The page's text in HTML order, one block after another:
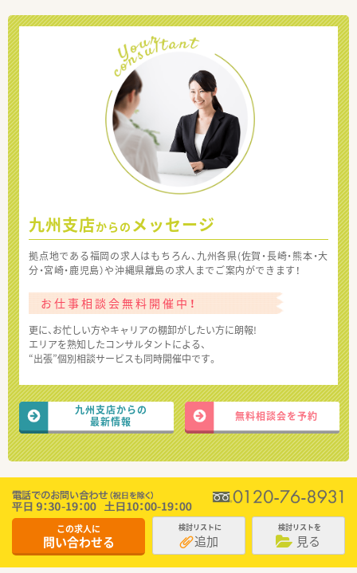
九州支店からの メッセージ
拠点地である福岡の求人はもちろん、九州各県(佐賀・長崎・熊本・大
分・宮崎・鹿児島）や沖縄県離島の求人までご案内ができます！
お仕事相談会無料開催中！
更に、お忙しい方やキャリアの棚卸がしたい方に朗報!
エリアを熟知したコンサルタントによる、
“出張”個別相談サービスも同時開催中です。
九州支店からの
最新情報
無料相談会を予約
この求人に
問い合わせる
検討リストに
追加
検討リストを
見る